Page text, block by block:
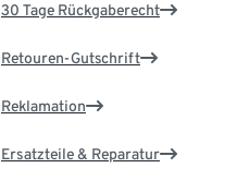
30 Tage Rückgaberecht
Retouren-Gutschrift
Reklamation
Ersatzteile & Reparatur